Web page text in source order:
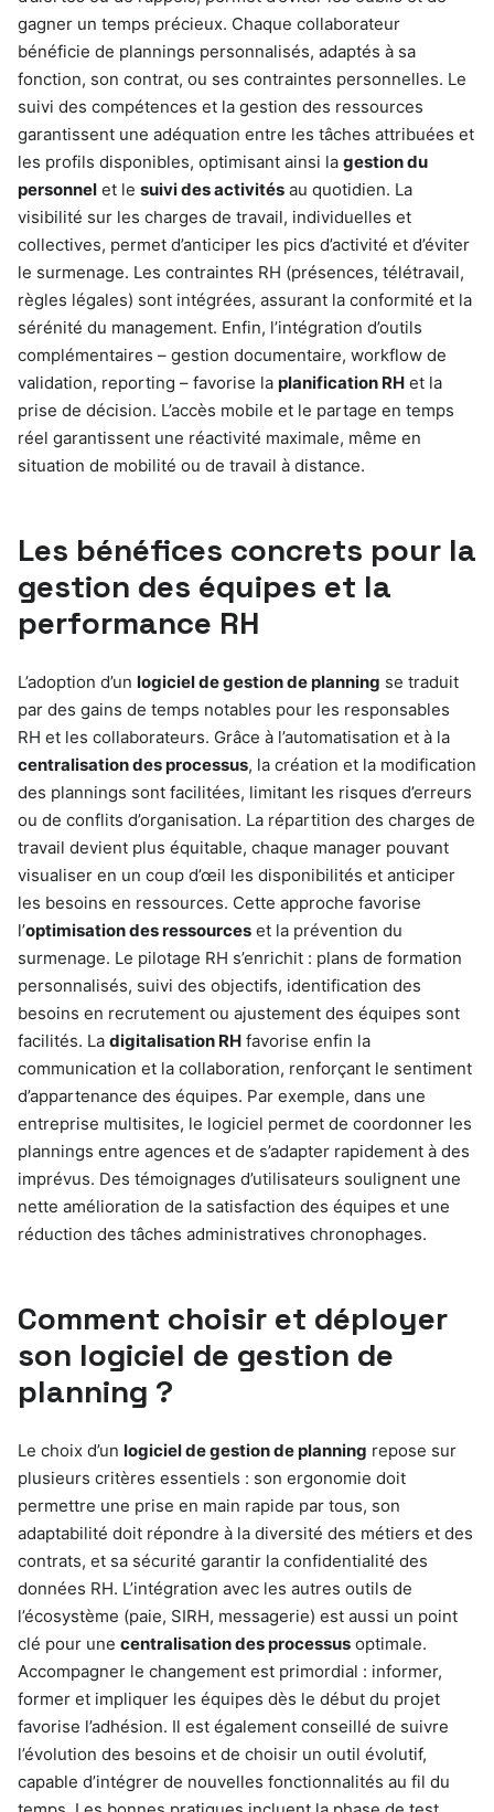
gagner un temps précieux. Chaque collaborateur
bénéficie de plannings personnalisés, adaptés à sa
fonction, son contrat, ou ses contraintes personnelles. Le
suivi des compétences et la gestion des ressources
garantissent une adéquation entre les tâches attribuées et
les profils disponibles, optimisant ainsi la gestion du
personnel et le suivi des activités au quotidien. La
visibilité sur les charges de travail, individuelles et
collectives, permet d’anticiper les pics d’activité et d’éviter
le surmenage. Les contraintes RH (présences, télétravail,
règles légales) sont intégrées, assurant la conformité et la
sérénité du management. Enfin, l’intégration d’outils
complémentaires – gestion documentaire, workflow de
validation, reporting – favorise la planification RH et la
prise de décision. L’accès mobile et le partage en temps
réel garantissent une réactivité maximale, même en
situation de mobilité ou de travail à distance.
Les bénéfices concrets pour la
gestion des équipes et la
performance RH
L’adoption d’un logiciel de gestion de planning se traduit
par des gains de temps notables pour les responsables
RH et les collaborateurs. Grâce à l’automatisation et à la
centralisation des processus, la création et la modification
des plannings sont facilitées, limitant les risques d’erreurs
ou de conflits d’organisation. La répartition des charges de
travail devient plus équitable, chaque manager pouvant
visualiser en un coup d’œil les disponibilités et anticiper
les besoins en ressources. Cette approche favorise
l’optimisation des ressources et la prévention du
surmenage. Le pilotage RH s’enrichit : plans de formation
personnalisés, suivi des objectifs, identification des
besoins en recrutement ou ajustement des équipes sont
facilités. La digitalisation RH favorise enfin la
communication et la collaboration, renforçant le sentiment
d’appartenance des équipes. Par exemple, dans une
entreprise multisites, le logiciel permet de coordonner les
plannings entre agences et de s’adapter rapidement à des
imprévus. Des témoignages d’utilisateurs soulignent une
nette amélioration de la satisfaction des équipes et une
réduction des tâches administratives chronophages.
Comment choisir et déployer
son logiciel de gestion de
planning ?
Le choix d’un logiciel de gestion de planning repose sur
plusieurs critères essentiels : son ergonomie doit
permettre une prise en main rapide par tous, son
adaptabilité doit répondre à la diversité des métiers et des
contrats, et sa sécurité garantir la confidentialité des
données RH. L’intégration avec les autres outils de
l’écosystème (paie, SIRH, messagerie) est aussi un point
clé pour une centralisation des processus optimale.
Accompagner le changement est primordial : informer,
former et impliquer les équipes dès le début du projet
favorise l’adhésion. Il est également conseillé de suivre
l’évolution des besoins et de choisir un outil évolutif,
capable d’intégrer de nouvelles fonctionnalités au fil du